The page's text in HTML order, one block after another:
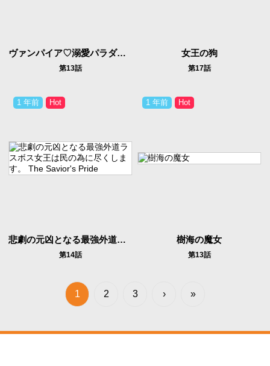
ヴァンパイア♡溺愛パラダイス
第13話
女王の狗
第17話
1 年前
悲劇の元凶となる最強外道ラスボス女王は民の為に尽くします。 The Savior's Pride
第14話
1 年前
樹海の魔女
第13話
1 2 3 › »